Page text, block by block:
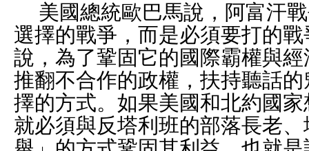
美國總統歐巴馬說，阿富汗
選擇的戰爭，而是必須要打的戰
說，為了鞏固它的國際霸權與
推翻不合作的政權，扶持聽話
擇的方式。如果美國和北約國
就必須與反塔利班的部落長老